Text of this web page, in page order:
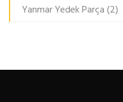
Yanmar Yedek Parça(2)